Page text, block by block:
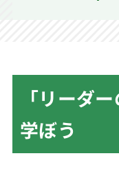
「リーダ
学ぼう